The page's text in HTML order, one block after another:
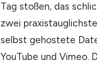
Tag stoßen, das
zwei
selbst gehostete
YouTube und